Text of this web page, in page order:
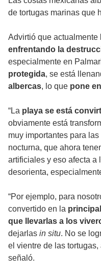
de tortugas marinas que
Advirtió que actualmente
enfrentando la
especialmente en
protegida, se está
albercas, lo que pone
“La playa se está
obviamente está
muy importantes para
nocturna, que ahora
artificiales y eso afecta a
desorienta,
“Por ejemplo, para
convertido en la
que llevarlas a los
dejarlas in situ. No se
el vientre de las
señaló.